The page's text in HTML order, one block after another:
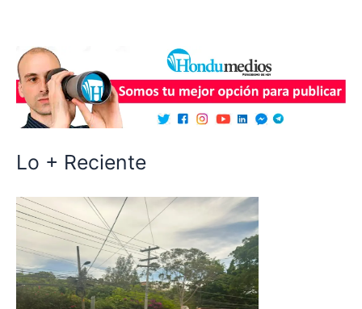
Lo + Reciente